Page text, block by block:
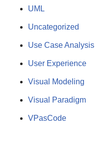
UML
Uncategorized
Use Case Analysis
User Experience
Visual Modeling
Visual Paradigm
VPasCode